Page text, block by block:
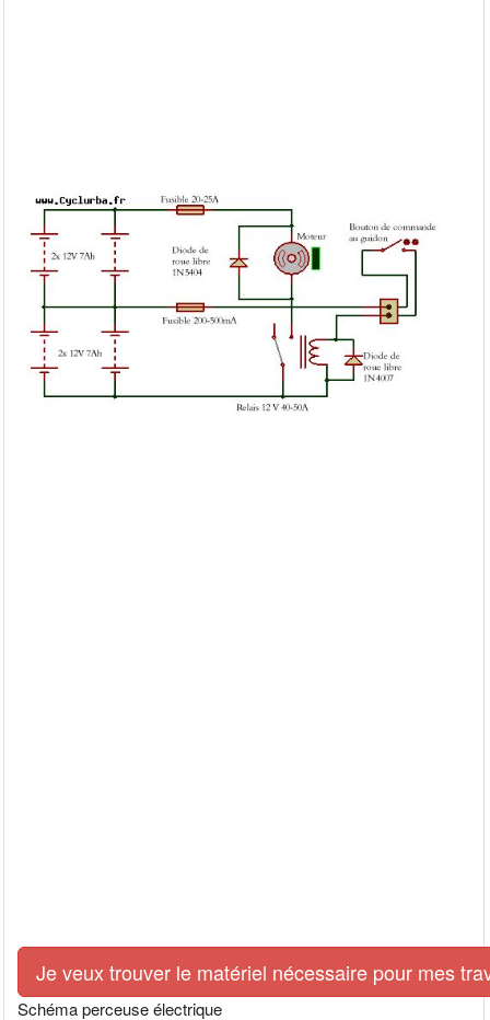
Je veux trouver le matériel nécessaire pour mes
Schéma perceuse électrique